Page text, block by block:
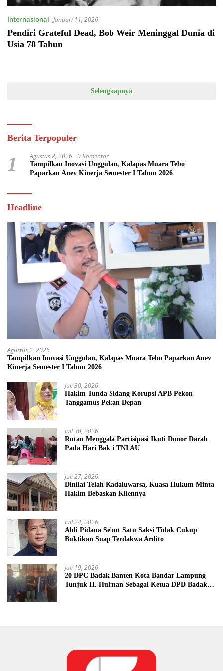
Internasional Januari 11, 2026
Pendiri Grateful Dead, Bob Weir Meninggal Dunia di
Usia 78 Tahun
Selengkapnya
Berita Terpopuler
1 Agustus 2, 2026 0 Komentar
Tampilkan Inovasi Unggulan, Kalapas Muara Tebo
Paparkan Anev Kinerja Semester I Tahun 2026
Headline
Agustus 2, 2026
Tampilkan Inovasi Unggulan, Kalapas Muara Tebo Paparkan Anev
Kinerja Semester I Tahun 2026
Juli 30, 2026
Hakim Tunda Sidang Korupsi APB Pekon
Tanggamus Pekan Depan
Juli 30, 2026
Rutan Menggala Partisipasi Ikuti Donor Darah
Pada Hari Bakti TNI AU
Juli 27, 2026
Dinilai Telah Kadaluwarsa, Kuasa Hukum Minta
Hakim Bebaskan Kliennya
Juli 24, 2026
Ahli Pidana Sebut Satu Saksi Tidak Cukup
Buktikan Suap Terdakwa Ardito
Juli 19, 2026
20 DPC Badak Banten Kota Bandar Lampung
Tunjuk H. Hulman Sebagai Ketua DPD Badak